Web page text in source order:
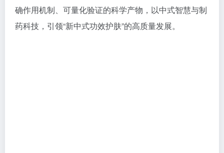
确作用机制、可量化验证的科学产物，以中式智慧与制
药科技，引领“新中式功效护肤”的高质量发展。